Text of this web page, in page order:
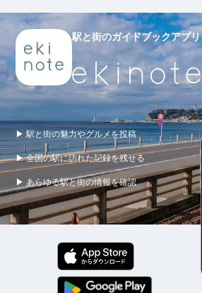
駅と街のガイドブックアプリ
▶ 駅と街の魅力やグルメを投稿
▶ 全国の駅に訪れた記録を残せる
▶ あらゆる駅と街の情報を確認